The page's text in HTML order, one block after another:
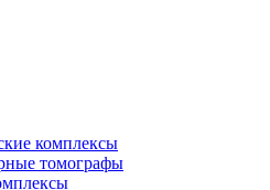
комплексы
томографы